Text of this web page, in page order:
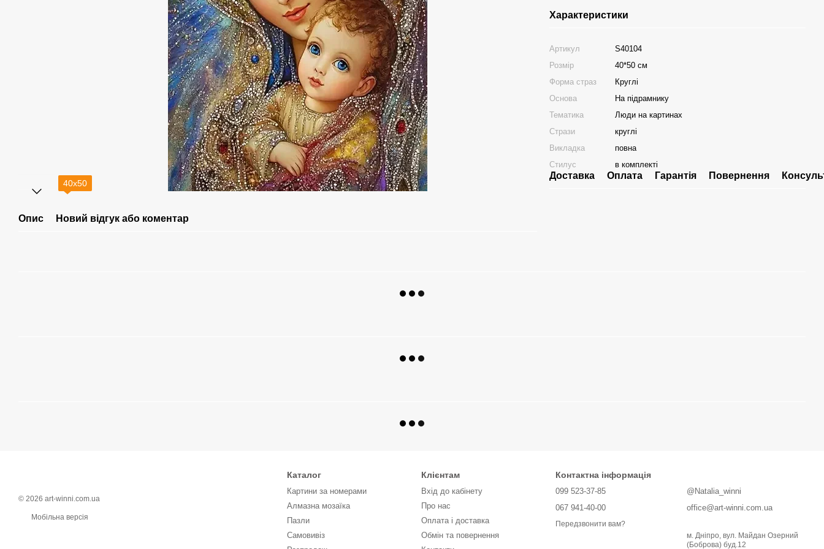
40х50
Опис Новий відгук або коментар
Характеристики
Артикул
S40104
Розмір
40*50 см
Форма страз
Круглі
Основа
На підрамнику
Тематика
Люди на картинах
Стрази
круглі
Викладка
повна
Стилус
в комплекті
Доставка Оплата Гарантія Повернення
© 2026 art-winni.com.ua
Мобільна версія
Каталог
Картини за номерами
Алмазна мозаїка
Пазли
Самовивіз
Клієнтам
Вхід до кабінету
Про нас
Оплата і доставка
Обмін та повернення
Контактна інформація
099 523-37-85
067 941-40-00
Передзвонити вам?
@Natalia_winni
office@art-winni.com.ua
м. Дніпро, вул. Майдан Озерний
(Боброва) буд.12